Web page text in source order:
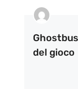
del gioco